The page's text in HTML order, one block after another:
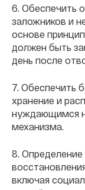
6. Обеспечить
заложников и
основе
должен быть
день после
7. Обеспечить
хранение и
нуждающимся
механизма.
8.
включая